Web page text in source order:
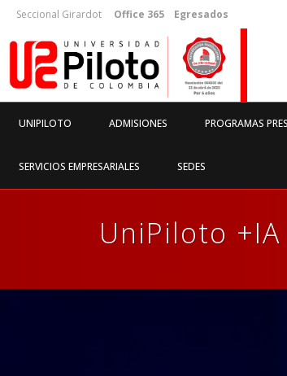
Seccional Girardot Office 365 Egresados
UNIPILOTO ADMISIONES PROGRAMAS
SERVICIOS EMPRESARIALES SEDES
UniPiloto +IA